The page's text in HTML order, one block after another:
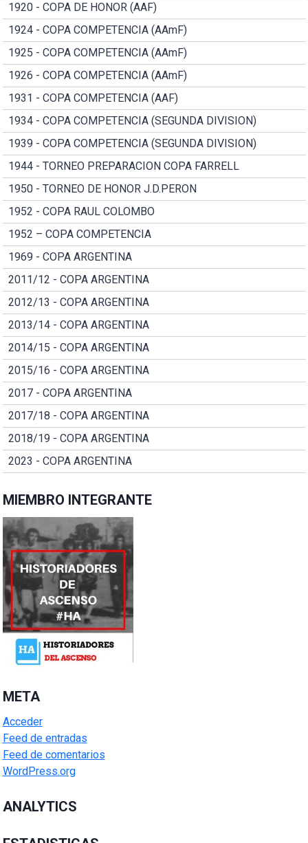
1920 - COPA DE HONOR (AAF)
1924 - COPA COMPETENCIA (AAmF)
1925 - COPA COMPETENCIA (AAmF)
1926 - COPA COMPETENCIA (AAmF)
1931 - COPA COMPETENCIA (AAF)
1934 - COPA COMPETENCIA (SEGUNDA DIVISION)
1939 - COPA COMPETENCIA (SEGUNDA DIVISION)
1944 - TORNEO PREPARACION COPA FARRELL
1950 - TORNEO DE HONOR J.D.PERON
1952 - COPA RAUL COLOMBO
1952 – COPA COMPETENCIA
1969 - COPA ARGENTINA
2011/12 - COPA ARGENTINA
2012/13 - COPA ARGENTINA
2013/14 - COPA ARGENTINA
2014/15 - COPA ARGENTINA
2015/16 - COPA ARGENTINA
2017 - COPA ARGENTINA
2017/18 - COPA ARGENTINA
2018/19 - COPA ARGENTINA
2023 - COPA ARGENTINA
MIEMBRO INTEGRANTE
META
Acceder
Feed de entradas
Feed de comentarios
WordPress.org
ANALYTICS